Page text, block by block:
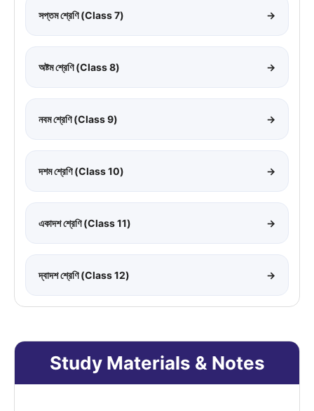
সপ্তম শ্রেণি (Class 7) →
অষ্টম শ্রেণি (Class 8) →
নবম শ্রেণি (Class 9) →
দশম শ্রেণি (Class 10) →
একাদশ শ্রেণি (Class 11) →
দ্বাদশ শ্রেণি (Class 12) →
Study Materials & Notes